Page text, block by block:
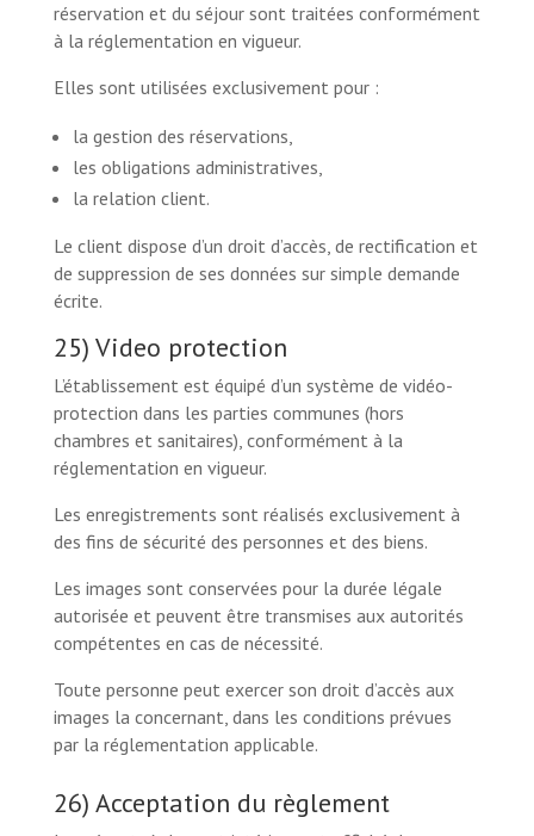
réservation et du séjour sont traitées conformément
à la réglementation en vigueur.
Elles sont utilisées exclusivement pour :
la gestion des réservations,
les obligations administratives,
la relation client.
Le client dispose d’un droit d’accès, de rectification et
de suppression de ses données sur simple demande
écrite.
25) Video protection
L’établissement est équipé d’un système de vidéo-
protection dans les parties communes (hors
chambres et sanitaires), conformément à la
réglementation en vigueur.
Les enregistrements sont réalisés exclusivement à
des fins de sécurité des personnes et des biens.
Les images sont conservées pour la durée légale
autorisée et peuvent être transmises aux autorités
compétentes en cas de nécessité.
Toute personne peut exercer son droit d’accès aux
images la concernant, dans les conditions prévues
par la réglementation applicable.
26) Acceptation du règlement